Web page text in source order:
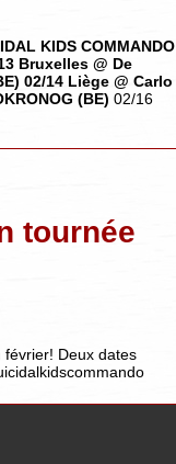
KIDS COMMANDO
Bruxelles @ De
02/14 Liège @ Carlo
(BE) 02/16
tournée
Deux dates